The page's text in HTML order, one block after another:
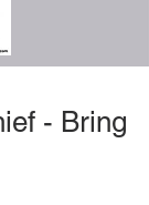
- Bring